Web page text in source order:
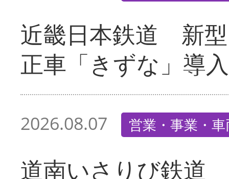
近畿日本鉄道 新
正車「きずな」導入
2026.08.07 営業・事業・
道南いさりび鉄道